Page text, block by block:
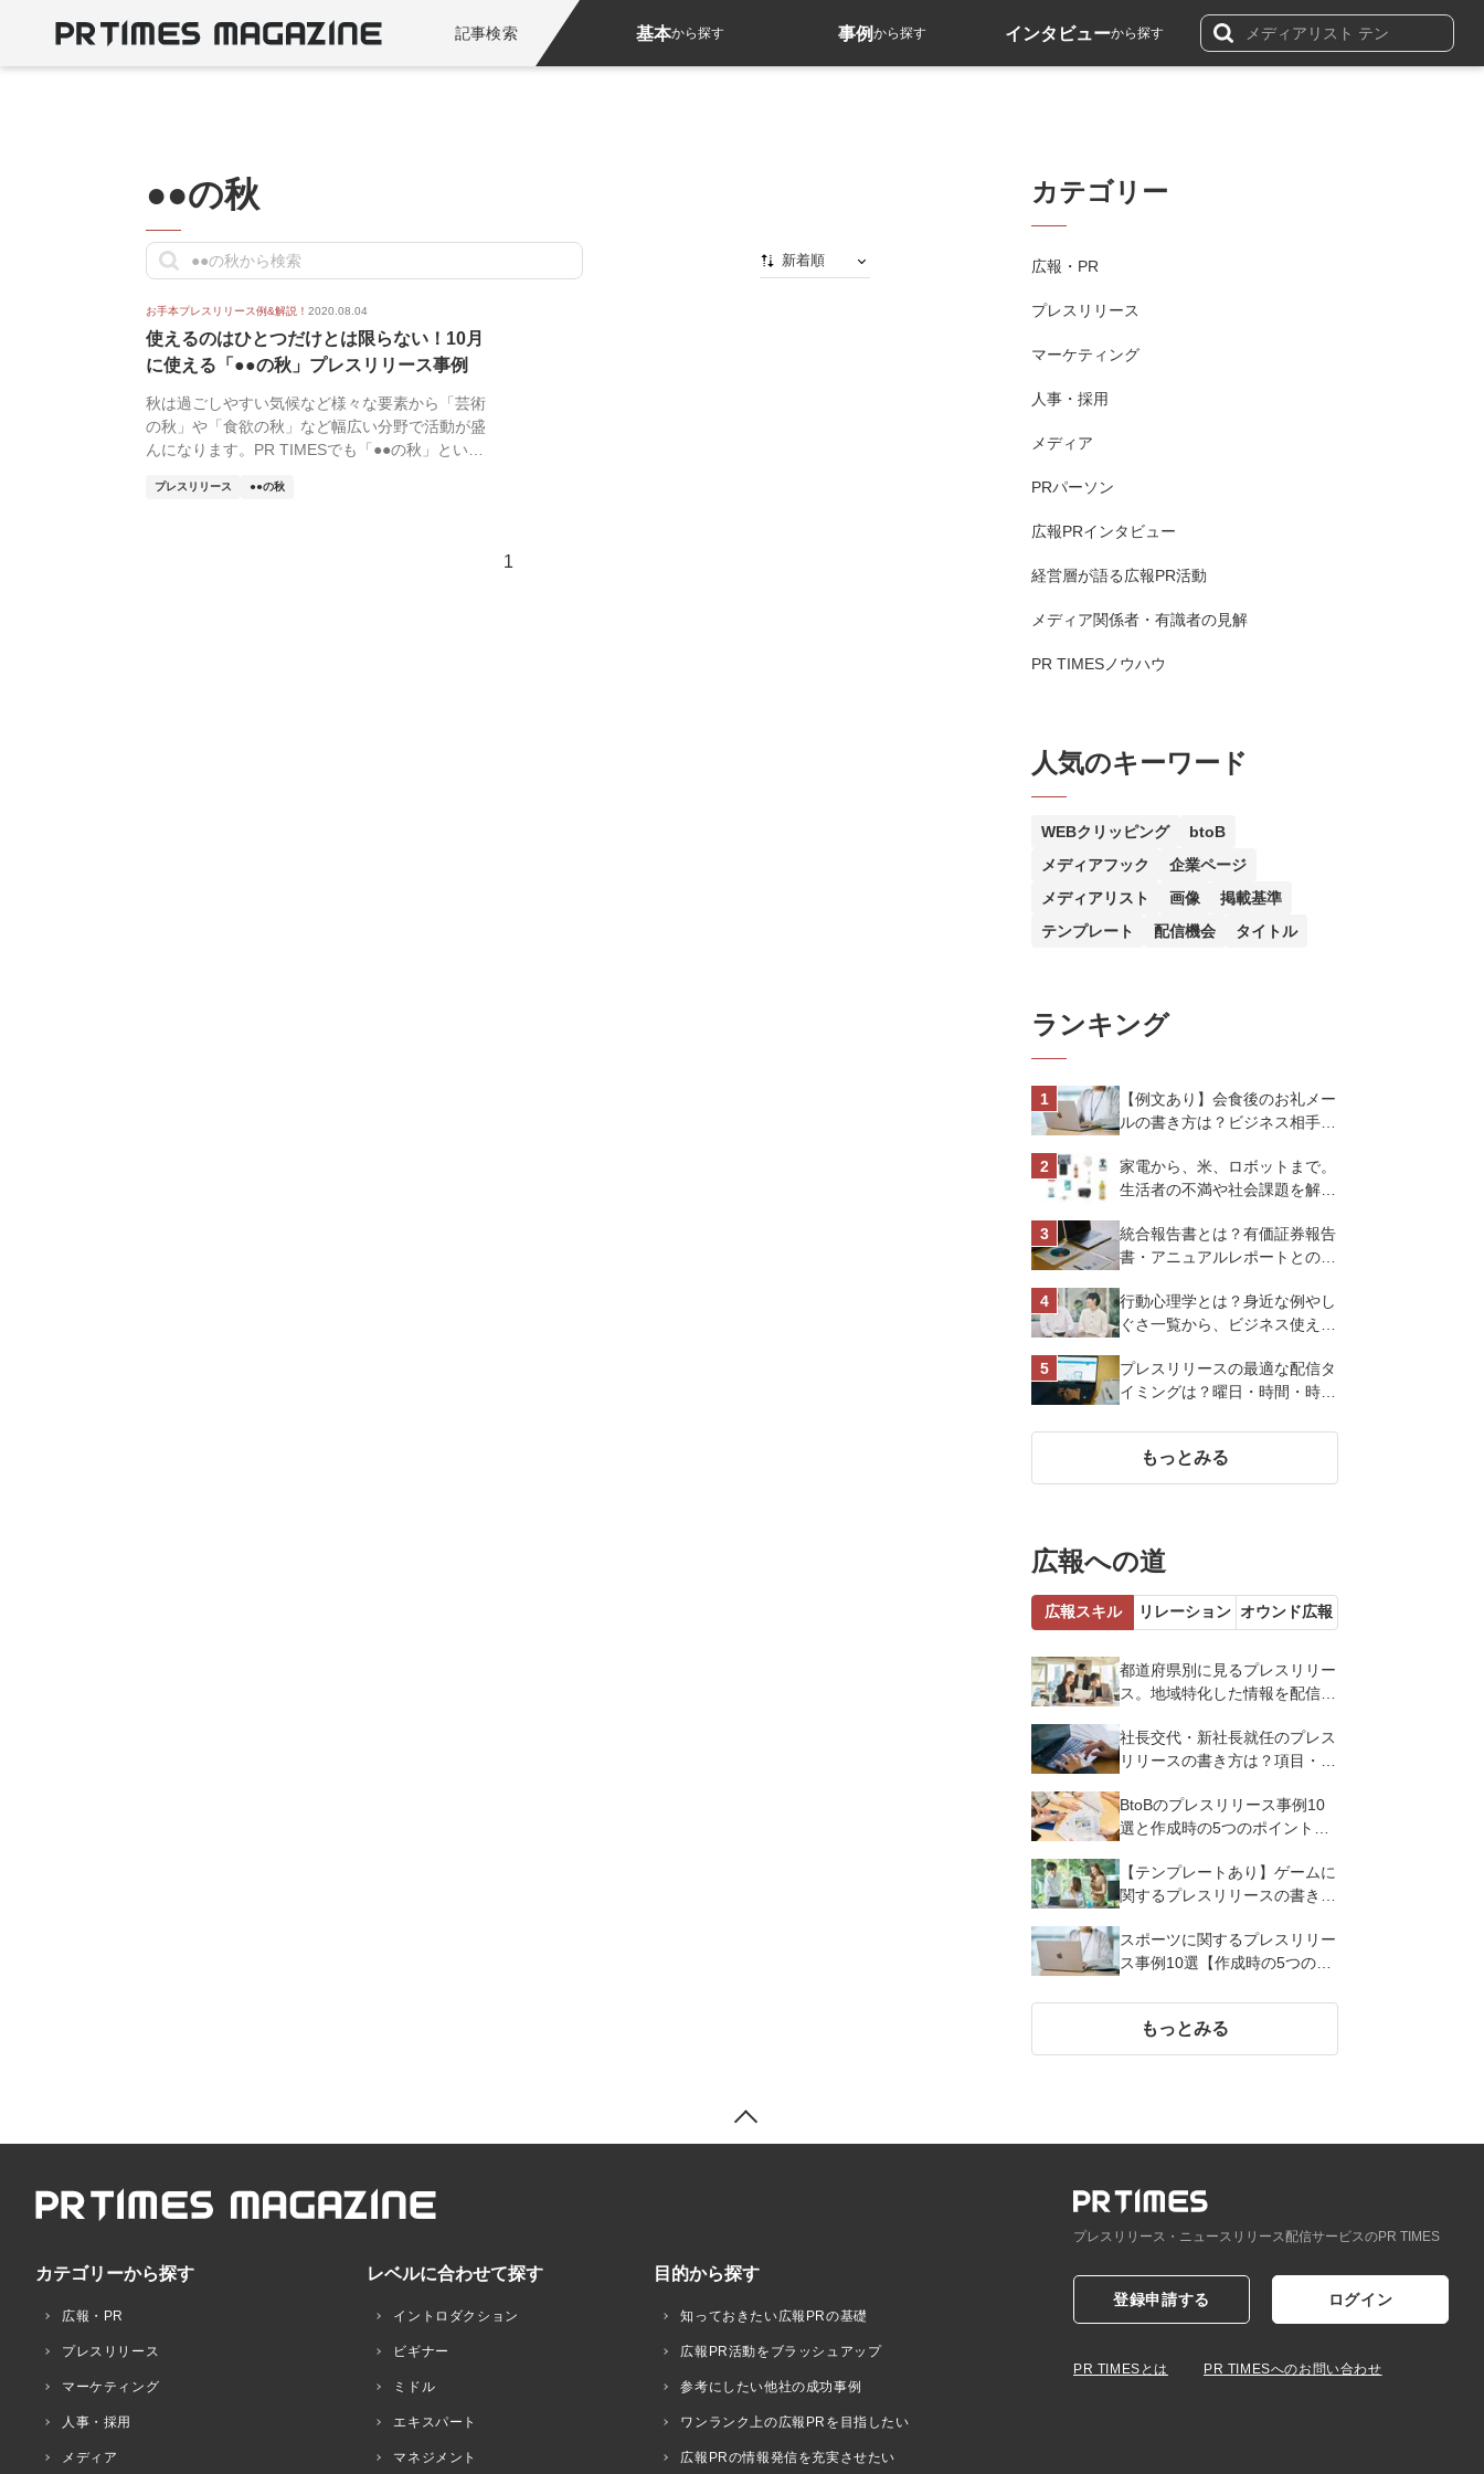
記事検索 基本から探す 事例から探す インタビューから探す
●●の秋
新着順
お手本プレスリリース例&解説！ 2020.08.04
使えるのはひとつだけとは限らない！10月
に使える「●●の秋」プレスリリース事例
秋は過ごしやすい気候など様々な要素から「芸術
の秋」や「食欲の秋」など幅広い分野で活動が盛
んになります。PR TIMESでも「●●の秋」という
プレスリリース ●●の秋
1
カテゴリー
広報・PR
プレスリリース
マーケティング
人事・採用
メディア
PRパーソン
広報PRインタビュー
経営層が語る広報PR活動
メディア関係者・有識者の見解
PR TIMESノウハウ
人気のキーワード
WEBクリッピング
btoB
メディアフック
企業ページ
メディアリスト
画像
掲載基準
テンプレート
配信機会 タイトル
ランキング
【例文あり】会食後のお礼メー
ルの書き方は？ビジネス相手に
トを解説
家電から、米、ロボットまで。
生活者の不満や社会課題を解決
スオーヤマ株式会社
統合報告書とは？有価証券報告
書・アニュアルレポートとの違
行動心理学とは？身近な例やし
ぐさ一覧から、ビジネス使える
プレスリリースの最適な配信タ
イミングは？曜日・時間・時期
化させよう
もっとみる
広報への道
広報スキル リレーション オウンド広報
都道府県別に見るプレスリリー
ス。地域特化した情報を配信す
社長交代・新社長就任のプレス
リリースの書き方は？項目・ポ
BtoBのプレスリリース事例10
選と作成時の5つのポイントを
【テンプレートあり】ゲームに
関するプレスリリースの書き方
スポーツに関するプレスリリー
ス事例10選【作成時の5つのポ
もっとみる
カテゴリーから探す
広報・PR
プレスリリース
マーケティング
人事・採用
メディア
レベルに合わせて探す
イントロダクション
ビギナー
ミドル
エキスパート
マネジメント
目的から探す
知っておきたい広報PRの基礎
広報PR活動をブラッシュアップ
参考にしたい他社の成功事例
ワンランク上の広報PRを目指したい
広報PRの情報発信を充実させたい
プレスリリース・ニュースリリース配信サービスのPR TIMES
登録申請する ログイン
PR TIMESとは PR TIMESへのお問い合わせ